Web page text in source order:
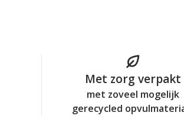
Met zorg verpakt
met zoveel mogelijk
gerecycled